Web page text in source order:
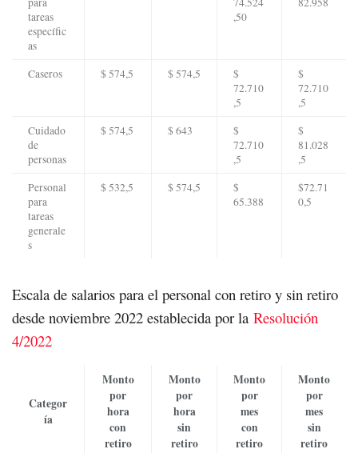
tareas
específic
as
,50
Caseros $ 574,5 $ 574,5
$
72.710
,5
$
72.710
,5
Cuidado
de
personas
$ 574,5 $ 643
$
72.710
,5
$
81.028
,5
Personal
para
tareas
generale
s
$ 532,5 $ 574,5
$
65.388
$72.71
0,5
Escala de salarios para el personal con retiro y sin retiro
desde noviembre 2022 establecida por la Resolución
4/2022
Categor
ía
Monto
por
hora
con
retiro
Monto
por
hora
sin
retiro
Monto
por
mes
con
retiro
Monto
por
mes
sin
retiro